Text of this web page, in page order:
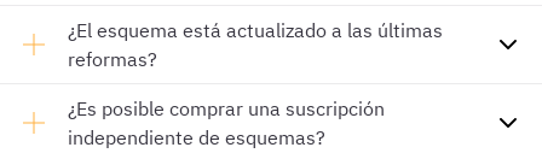
¿El esquema está actualizado a las últimas
reformas?
¿Es posible comprar una suscripción
independiente de esquemas?